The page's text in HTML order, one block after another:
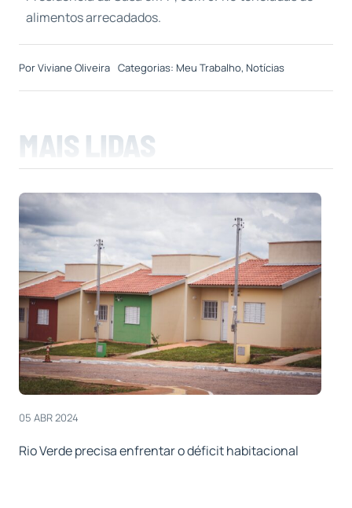
alimentos arrecadados.
PorViviane Oliveira Categorias: Meu Trabalho, Notícias
MAIS LIDAS
05 ABR 2024
Rio Verde precisa enfrentar o déficit habitacional